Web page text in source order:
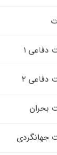
دفاعی ۱
دفاعی ۲
بحران
جهانگردی